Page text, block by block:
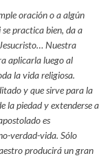
oración o a algún
se practica bien, da a
Nuestra
aplicarla luego al
la vida religiosa.
y que sirve para la
la piedad y extenderse a
es
verdad-vida. Sólo
producirá un gran